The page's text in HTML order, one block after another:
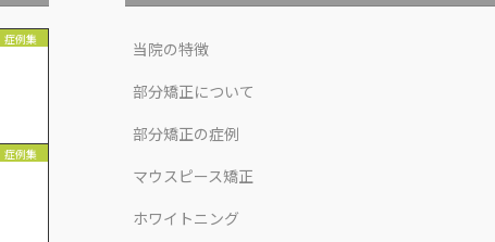
症例集
症例集
当院の特徴
部分矯正について
部分矯正の症例
マウスピース矯正
ホワイトニング